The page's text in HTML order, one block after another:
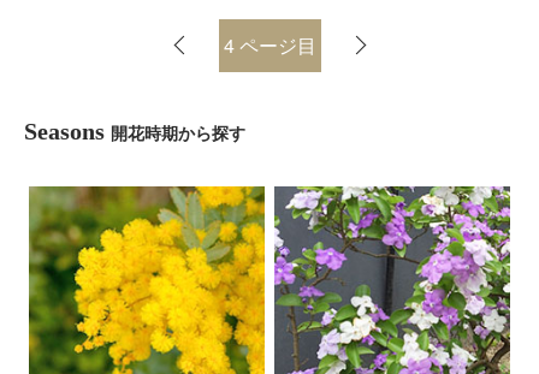
4ページ目
Seasons 開花時期から探す